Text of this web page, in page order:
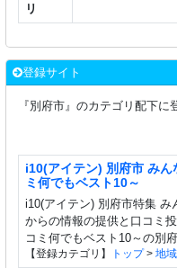
リ
登録サイト
『別府市』のカテゴリ配下に
i10(アイテン) 別府市 みん
ミ何でもベスト10～
i10(アイテン) 別府市特集 み
からの情報の提供と口コミ
コミ何でもベスト10～の別府
【登録カテゴリ】 トップ> 地